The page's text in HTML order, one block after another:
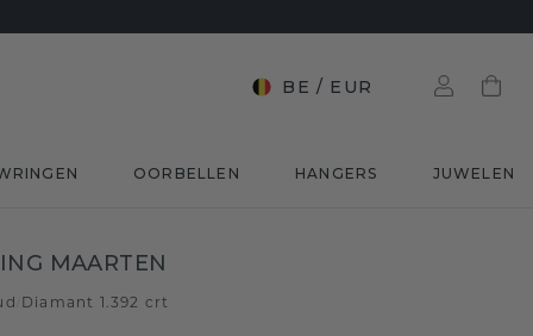
BE / EUR
OORBELLEN HANGERS JUWELEN
MAARTEN
Diamant 1.392 crt